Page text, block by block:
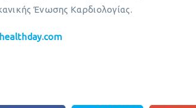
Ένωσης Καρδιολογίας.
healthday.com